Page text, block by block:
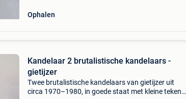
Ophalen
Kandelaar 2 brutalistische kandelaars -
gietijzer
Twee brutalistische kandelaars van gietijzer uit
circa 1970–1980, in goede staat met kleine tekenen